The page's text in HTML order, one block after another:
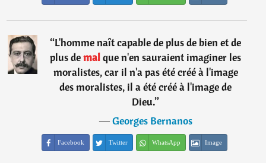
“L'homme naît capable de plus de bien et de
plus demalque n'en sauraient imaginer les
moralistes, car il n'a pas été créé à l'image
des moralistes, il a été créé à l'image de
Dieu.”
―Georges Bernanos
Facebook Twitter WhatsApp Image